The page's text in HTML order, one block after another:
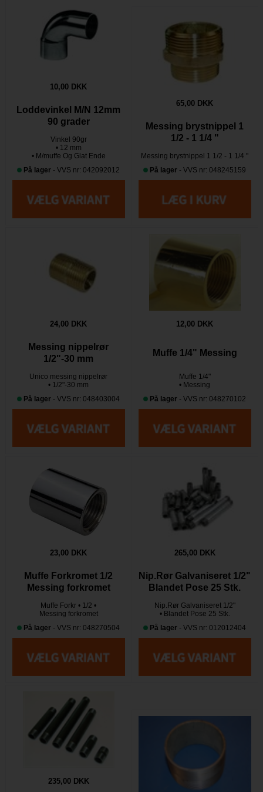
10,00 DKK
Loddevinkel M/N 12mm
90 grader
Vinkel 90gr
• 12 mm
• M/muffe Og Glat Ende
På lager - VVS nr: 042092012
65,00 DKK
Messing brystnippel 1
1/2 - 1 1/4 "
Messing brystnippel 1 1/2 - 1 1/4 "
På lager - VVS nr: 048245159
24,00 DKK
Messing nippelrør
1/2"-30 mm
Unico messing nippelrør
• 1/2"-30 mm
På lager - VVS nr: 048403004
12,00 DKK
Muffe 1/4" Messing
Muffe 1/4"
• Messing
På lager - VVS nr: 048270102
23,00 DKK
Muffe Forkromet 1/2
Messing forkromet
Muffe Forkr • 1/2 •
Messing forkromet
På lager - VVS nr: 048270504
265,00 DKK
Nip.Rør Galvaniseret 1/2"
Blandet Pose 25 Stk.
Nip.Rør Galvaniseret 1/2"
• Blandet Pose 25 Stk.
På lager - VVS nr: 012012404
235,00 DKK